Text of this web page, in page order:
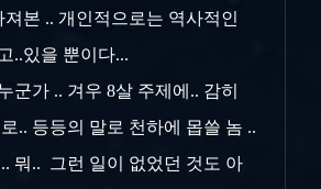
져본 .. 개인적으로는 역사적인
..있을 뿐이다...
군가 .. 겨우 8살 주제에.. 감히
.. 등등의 말로 천하에 몹쓸 놈 ..
뭐.. 그런 일이 없었던 것도 아